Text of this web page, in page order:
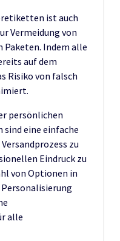
ist auch
Vermeidung von
Paketen. Indem alle
auf dem
Risiko von falsch
persönlichen
eine einfache
zu
Eindruck zu
von Optionen in
Personalisierung
alle